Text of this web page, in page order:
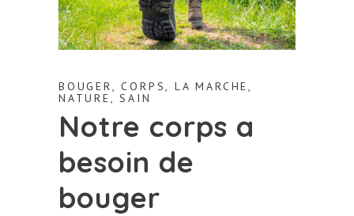
BOUGER,CORPS,LA MARCHE,
NATURE,SAIN
Notre corps a
besoin de
bouger